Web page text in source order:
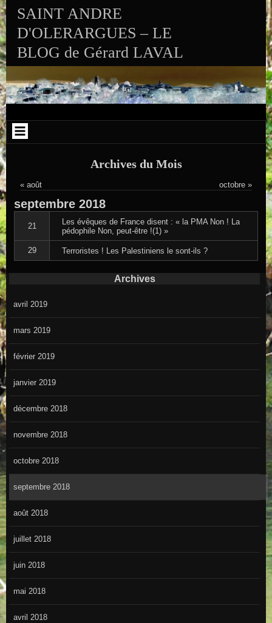
Skip to VISITS_COUNTER_WIDGET
SAINT ANDRE
D'OLERARGUES – LE
BLOG de Gérard LAVAL
Archives du Mois
« août octobre »
septembre 2018
21
Les évêques de France disent : « la PMA Non ! La
pédophile Non, peut-être !(1) »
29 Terroristes ! Les Palestiniens le sont-ils ?
Archives
avril 2019
mars 2019
février 2019
janvier 2019
décembre 2018
novembre 2018
octobre 2018
septembre 2018
août 2018
juillet 2018
juin 2018
mai 2018
avril 2018